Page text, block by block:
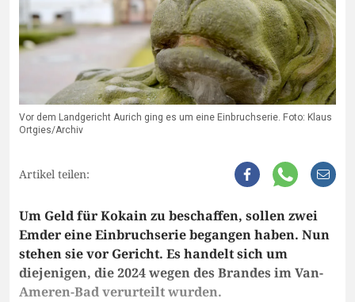
Vor dem Landgericht Aurich ging es um eine Einbruchserie. Foto: Klaus
Ortgies/Archiv
Artikel teilen:
Um Geld für Kokain zu beschaffen, sollen zwei
Emder eine Einbruchserie begangen haben. Nun
stehen sie vor Gericht. Es handelt sich um
diejenigen, die 2024 wegen des Brandes im Van-
Ameren-Bad verurteilt wurden.